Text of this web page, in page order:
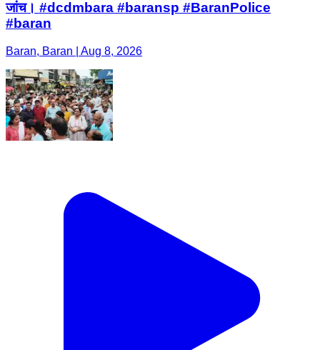
जांच। #dcdmbara #baransp #BaranPolice
#baran
Baran, Baran | Aug 8, 2026